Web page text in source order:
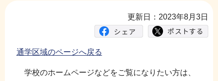
更新日：2023年8月3日
通学区域のページへ戻る
学校のホームページなどをご覧になりたい方は、